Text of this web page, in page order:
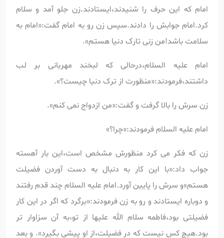
امام که این حرف را شنیدند،ایستادند.زن جلو آمد و سلام
کرد.امام جوابش را دادند.سپس زن رو به امام گفت:«امام به
سلامت باشد!من زنی تارک دنیا هستم».
امام علیه السلام،درحالی که لبخند مهربانی بر لب
داشتند،فرمودند:«منظورت از ترک دنیا چیست؟».
زن سرش را بالا گرفت و گفت:«من ازدواج نمی کنم».
امام علیه السلام فرمودند:«چرا؟»
زن که فکر می کرد منظورش مشخص است،این بار آهسته
جواب داد:«با این کار به دنبال به دست آوردن فضیلت
هستم»و سرش را پایین آورد.امام علیه السلام چند قدم رفتند
و دوباره ایستادند و رو به زن فرمودند:«برگرد که اگر در این کار
فضیلتی بود،فاطمه سلام الله علیها از تو،به آن سزاوار تر
بود.هیچ کس نیست که در فضیلت،از او پیشی بگیرد». و بعد